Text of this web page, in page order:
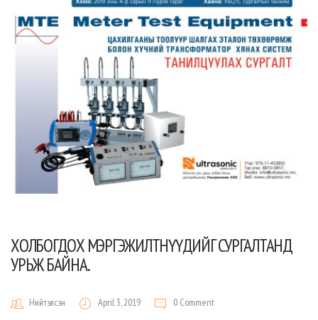
ХОЛБОГДОХ МЭРГЭЖИЛТНҮҮДИЙГ СУРГАЛТАНД
УРЬЖ БАЙНА.
Нийтэлсэн April 3, 2019 0 Comment